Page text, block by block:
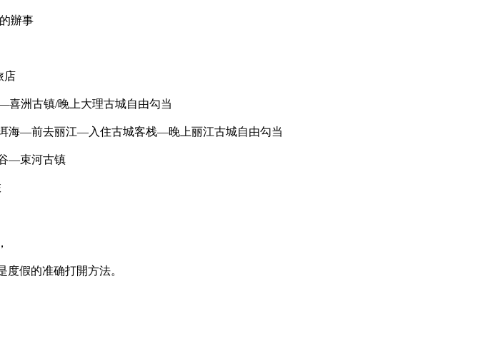
辦事
店
洲古镇/晚上大理古城自由勾当
海—前去丽江—入住古城客栈—晚上丽江古城自由勾当
—束河古镇
假的准确打開方法。